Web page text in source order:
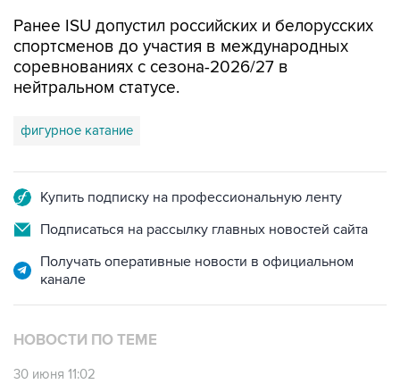
Ранее ISU допустил российских и белорусских
спортсменов до участия в международных
соревнованиях с сезона-2026/27 в
нейтральном статусе.
фигурное катание
Купить подписку на профессиональную ленту
Подписаться на рассылку главных новостей сайта
Получать оперативные новости в официальном
канале
НОВОСТИ ПО ТЕМЕ
30 июня 11:02